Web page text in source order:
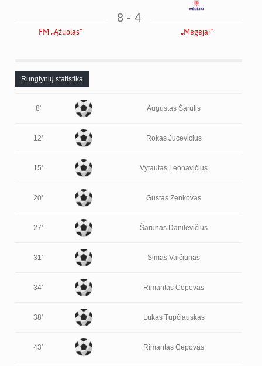
8 - 4
FM „Ąžuolas“ „Mėgėjai“
Rungtynių statistika
8' Augustas Šarulis
12' Rokas Jucevicius
15' Vytautas Leonavičius
20' Gustas Zenkovas
27' Šarūnas Danilevičius
31' Simas Vaičiūnas
34' Rimantas Cepovas
38' Lukas Tupčiauskas
43' Rimantas Cepovas